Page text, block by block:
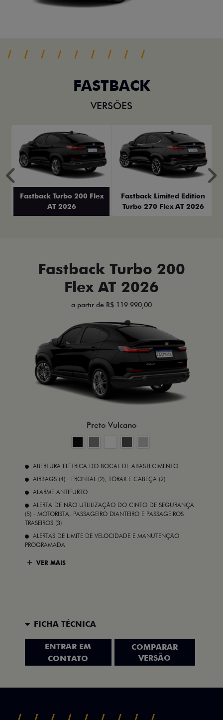
FASTBACK
VERSÕES
Fastback Turbo 200 Flex
AT 2026
Fastback Limited Edition
Turbo 270 Flex AT 2026
Anterior
Fastback Turbo 200
Flex AT 2026
a partir de R$ 119.990,00
Preto Vulcano
ABERTURA ELÉTRICA DO BOCAL DE ABASTECIMENTO
AIRBAGS (4) - FRONTAL (2), TÓRAX E CABEÇA (2)
ALARME ANTIFURTO
ALERTA DE NÃO UTLILIZAÇÃO DO CINTO DE SEGURANÇA
(5) - MOTORISTA, PASSAGEIRO DIANTEIRO E PASSAGEIROS
TRASEIROS (3)
ALERTAS DE LIMITE DE VELOCIDADE E MANUTENÇÃO
PROGRAMADA
VER MAIS
FICHA TÉCNICA
ENTRAR EM
CONTATO
COMPARAR
VERSÃO